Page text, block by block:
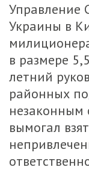
Управление
Украины в
в размере
летний
районных
незаконным
вымогал